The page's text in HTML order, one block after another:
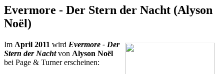
Evermore - Der Stern der Nacht (Alyson
Noël)
Im April 2011 wird Evermore - Der
Stern der Nachtvon Alyson Noël
bei Page & Turner erscheinen: